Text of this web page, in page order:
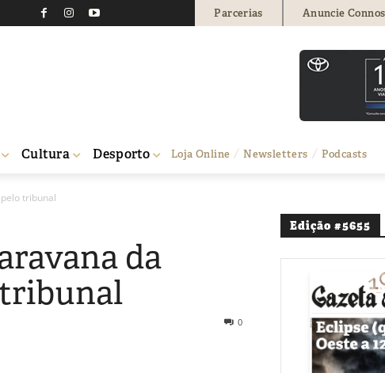
Parcerias Anuncie
Cultura Desporto Loja Online Newsletters Podcasts
pelo tribunal
da
tribunal
0
Edição #5655